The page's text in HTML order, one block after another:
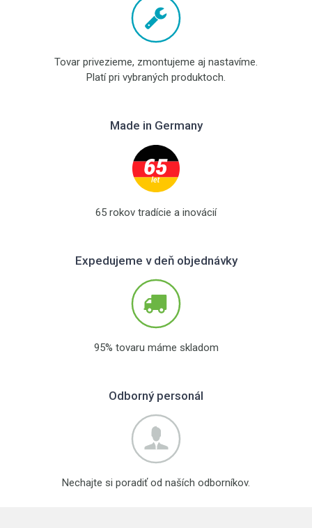
Tovar privezieme, zmontujeme aj nastavíme.
Platí pri vybraných produktoch.
Made in Germany
65 rokov tradície a inovácií
Expedujeme v deň objednávky
95% tovaru máme skladom
Odborný personál
Nechajte si poradiť od naších odborníkov.